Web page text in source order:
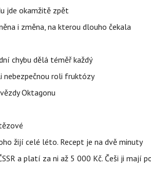
jde okamžitě zpět
i změna, na kterou dlouho čekala
chybu dělá téměř každý
nebezpečnou roli fruktózy
Oktagonu
žijí celé léto. Recept je na dvě minuty
a platí za ni až 5 000 Kč. Češi ji mají